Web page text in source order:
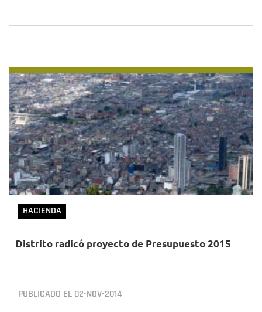
HACIENDA
Distrito radicó proyecto de Presupuesto 2015
PUBLICADO EL 02•NOV•2014